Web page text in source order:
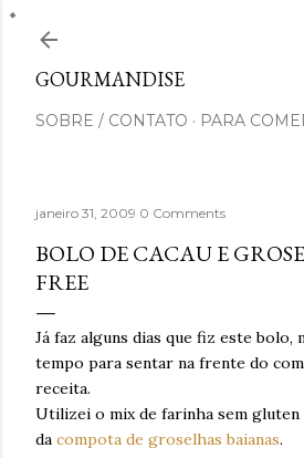
GOURMANDISE
SOBRE / CONTATO PARA
janeiro 31, 2009 0 Comments
BOLO DE CACAU E
FREE
Já faz alguns dias que fiz este bolo,
tempo para sentar na frente do
receita.
Utilizei o mix de farinha sem
da compota de groselhas baianas.